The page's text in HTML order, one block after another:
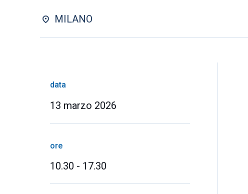
MILANO
data
13 marzo 2026
ore
10.30 - 17.30